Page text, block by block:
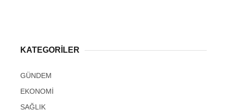
KATEGORİLER
GÜNDEM
EKONOMİ
SAĞLIK